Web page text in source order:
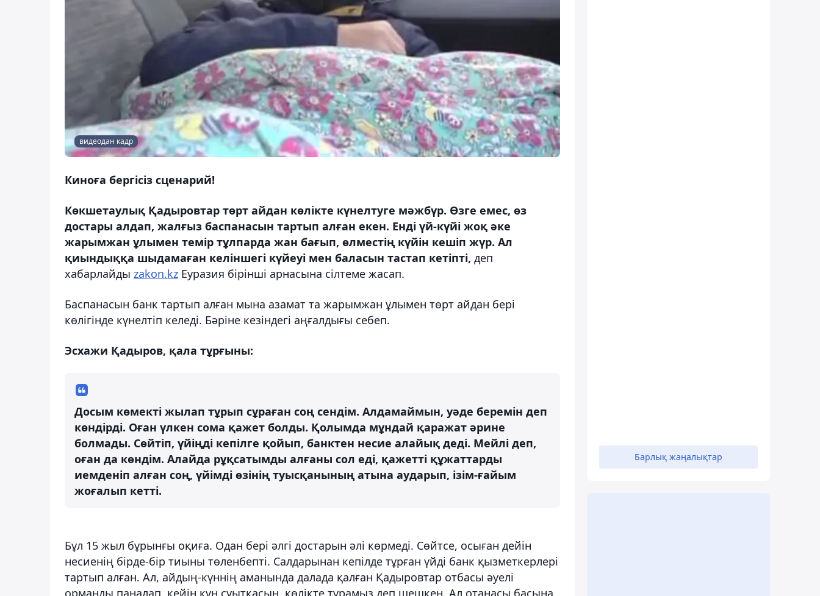
видеодан кадр
Киноға бергісіз сценарий!
Көкшетаулық Қадыровтар төрт айдан көлікте күнелтуге мәжбүр. Өзге емес, өз
достары алдап, жалғыз баспанасын тартып алған екен. Енді үй-күйі жоқ әке
жарымжан ұлымен темір тұлпарда жан бағып, өлместің күйін кешіп жүр. Ал
қиындыққа шыдамаған келіншегі күйеуі мен баласын тастап кетіпті, деп
хабарлайды zakon.kz Еуразия бірінші арнасына сілтеме жасап.
Баспанасын банк тартып алған мына азамат та жарымжан ұлымен төрт айдан бері
көлігінде күнелтіп келеді. Бәріне кезіндегі аңғалдығы себеп.
Эсхажи Қадыров, қала тұрғыны:
Досым көмекті жылап тұрып сұраған соң сендім. Алдамаймын, уәде беремін деп
көндірді. Оған үлкен сома қажет болды. Қолымда мұндай қаражат әрине
болмады. Сөйтіп, үйіңді кепілге қойып, банктен несие алайық деді. Мейлі деп,
оған да көндім. Алайда рұқсатымды алғаны сол еді, қажетті құжаттарды
иемденіп алған соң, үйімді өзінің туысқанының атына аударып, ізім-ғайым
жоғалып кетті.
Бұл 15 жыл бұрынғы оқиға. Одан бері әлгі достарын әлі көрмеді. Сөйтсе, осыған дейін
несиенің бірде-бір тиыны төленбепті. Салдарынан кепілде тұрған үйді банк қызметкерлері
тартып алған. Ал, айдың-күннің аманында далада қалған Қадыровтар отбасы әуелі
орманды паналап, кейін күн суытқасын, көлікте тұрамыз деп шешкен. Ал отанасы басына
Барлық жаңалықтар